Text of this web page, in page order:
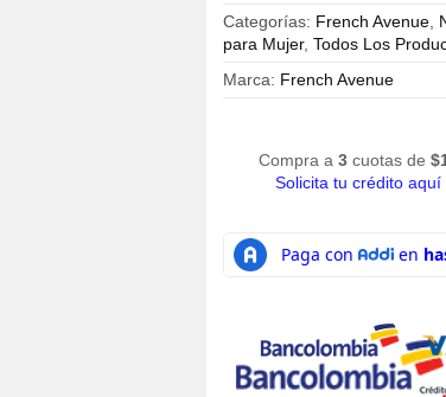
cantidad
Categorías: French Avenue
para Mujer,Todos Los
Marca: French Avenue
Compra a3 cuotas de$
Solicita tu crédito aquí